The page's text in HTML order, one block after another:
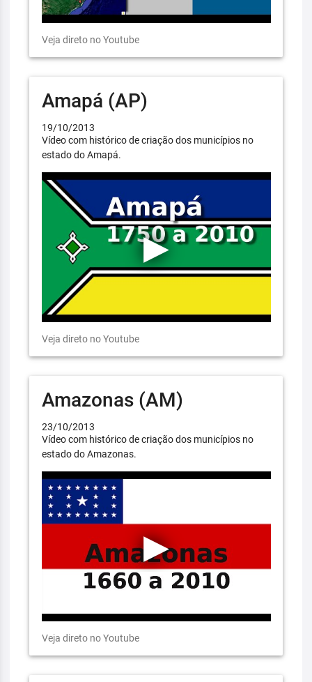
Veja direto no Youtube
Amapá (AP)
19/10/2013
Vídeo com histórico de criação dos municípios no
estado do Amapá.
Veja direto no Youtube
Amazonas (AM)
23/10/2013
Vídeo com histórico de criação dos municípios no
estado do Amazonas.
Veja direto no Youtube